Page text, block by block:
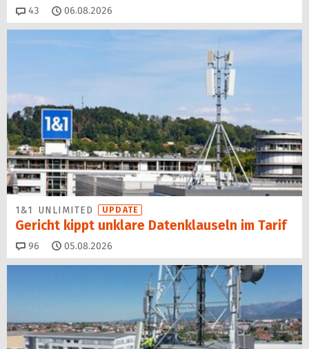
43 Kommentare
06.08.2026
1&1 UNLIMITED UPDATE
Gericht kippt unklare Datenklauseln im Tarif
96 Kommentare
05.08.2026